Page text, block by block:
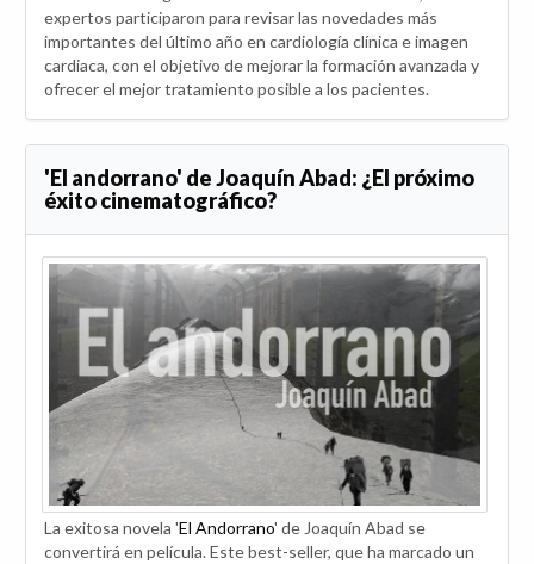
expertos participaron para revisar las novedades más
importantes del último año en cardiología clínica e imagen
cardiaca, con el objetivo de mejorar la formación avanzada y
ofrecer el mejor tratamiento posible a los pacientes.
'El andorrano' de Joaquín Abad: ¿El próximo
éxito cinematográfico?
La exitosa novela 'El Andorrano' de Joaquín Abad se
convertirá en película. Este best-seller, que ha marcado un